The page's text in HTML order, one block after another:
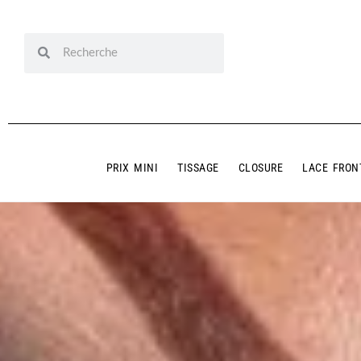
PRIX MINI TISSAGE CLOSURE LACE